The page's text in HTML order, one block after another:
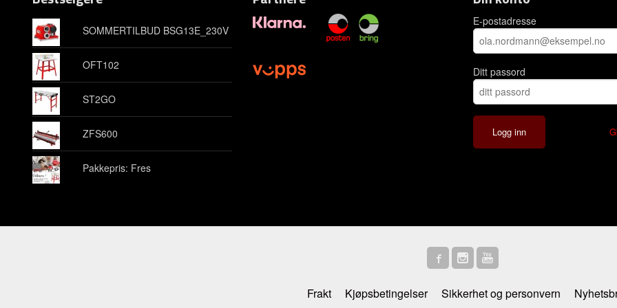
SOMMERTILBUD BSG13E_230V
OFT102
ST2GO
ZFS600
Pakkepris: Fres
E-postadresse
Ditt passord
Frakt Kjøpsbetingelser Sikkerhet og personvern